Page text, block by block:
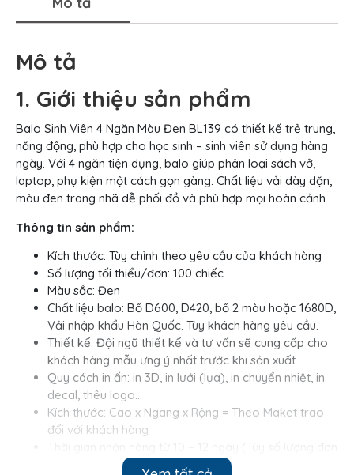
Mô tả
1. Giới thiệu sản phẩm
Balo Sinh Viên 4 Ngăn Màu Đen BL139 có thiết kế trẻ trung,
năng động, phù hợp cho học sinh – sinh viên sử dụng hàng
ngày. Với 4 ngăn tiện dụng, balo giúp phân loại sách vở,
laptop, phụ kiện một cách gọn gàng. Chất liệu vải dày dặn,
màu đen trang nhã dễ phối đồ và phù hợp mọi hoàn cảnh.
Thông tin sản phẩm:
Kích thước: Tùy chỉnh theo yêu cầu của khách hàng
Số lượng tối thiểu/đơn: 100 chiếc
Màu sắc: Đen
Chất liệu balo: Bố D600, D420, bố 2 màu hoặc 1680D,
Vải nhập khẩu Hàn Quốc. Tùy khách hàng yêu cầu.
Thiết kế: Đội ngũ thiết kế và tư vấn sẽ cung cấp cho
khách hàng mẫu ưng ý nhất trước khi sản xuất.
Quy cách in ấn: in 3D, in lưới (lụa), in chuyển nhiệt, in
decal, thêu logo…
Kích thước: Cao x Ngang x Rộng = Theo Maket trao
đổi với khách hàng
hàng mà thời gian có thể khác)